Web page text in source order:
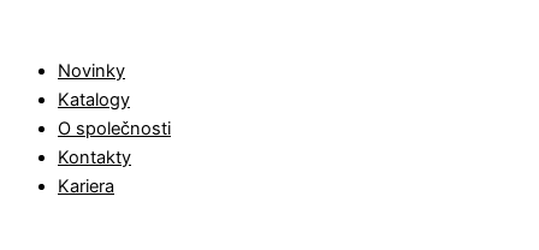
obsahNovinky
Katalogy
O společnosti
Kontakty
Kariera